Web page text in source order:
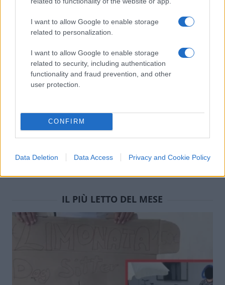
I want to allow Google to enable storage
related to personalization.
I want to allow Google to enable storage
related to security, including authentication
functionality and fraud prevention, and other
user protection.
CONFIRM
Data Deletion Data Access Privacy and Cookie Policy
coraggio
17 Gennaio 2024, 18:24
IL PIÙ LETTO DEL MESE